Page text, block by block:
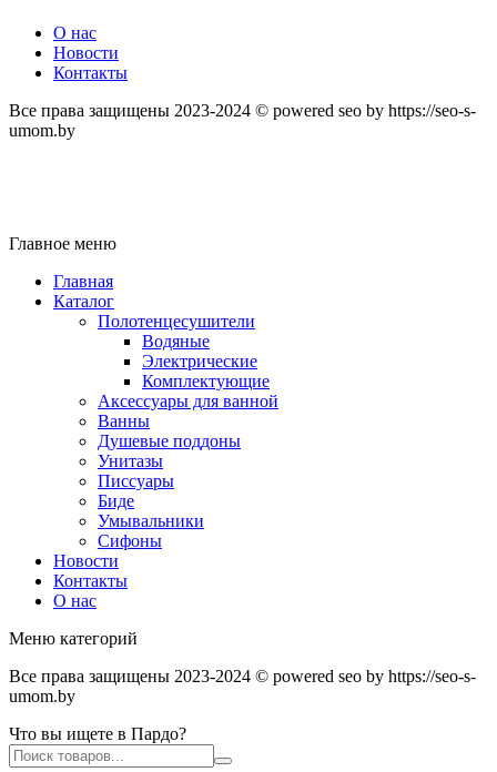
О нас
Новости
Контакты
Все права защищены 2023-2024 © powered seo by https://seo-s-
umom.by
Главное меню
Главная
Каталог
Полотенцесушители
Водяные
Электрические
Комплектующие
Аксессуары для ванной
Ванны
Душевые поддоны
Унитазы
Писсуары
Биде
Умывальники
Сифоны
Новости
Контакты
О нас
Меню категорий
Все права защищены 2023-2024 © powered seo by https://seo-s-
umom.by
Что вы ищете в Пардо?